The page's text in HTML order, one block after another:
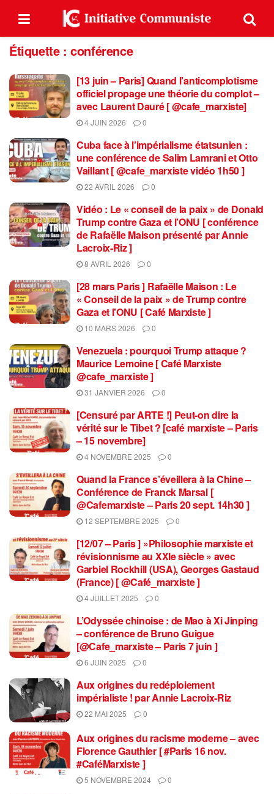
Étiquette :conférence
[13 juin – Paris] Quand l’anticomplotisme
officiel propage une théorie du complot –
avec Laurent Dauré [ @cafe_marxiste]
4 JUIN 2026 0
Cuba face à l’impérialisme étatsunien :
une conférence de Salim Lamrani et Otto
Vaillant [ @cafe_marxiste vidéo 1h50 ]
22 AVRIL 2026 0
Vidéo : Le « conseil de la paix » de Donald
Trump contre Gaza et l’ONU [ conférence
de Rafaëlle Maison présenté par Annie
Lacroix-Riz ]
8 AVRIL 2026 0
[28 mars Paris ] Rafaëlle Maison : Le
« Conseil de la paix » de Trump contre
Gaza et l’ONU [ Café Marxiste ]
10 MARS 2026 0
Venezuela : pourquoi Trump attaque ?
Maurice Lemoine [ Café Marxiste
@cafe_marxiste ]
31 JANVIER 2026 0
[Censuré par ARTE !] Peut-on dire la
vérité sur le Tibet ? [café marxiste – Paris
– 15 novembre]
4 NOVEMBRE 2025 0
Quand la France s’éveillera à la Chine –
Conférence de Franck Marsal [
@Cafemarxiste – Paris 20 sept. 14h30 ]
12 SEPTEMBRE 2025 0
[12/07 – Paris ] »Philosophie marxiste et
révisionnisme au XXIe siècle » avec
Garbiel Rockhill (USA), Georges Gastaud
(France) [ @Café_marxiste ]
4 JUILLET 2025 0
L’Odyssée chinoise : de Mao à Xi Jinping
– conférence de Bruno Guigue
[@Cafe_marxiste – Paris 7 juin ]
6 JUIN 2025 0
Aux origines du redéploiement
impérialiste ! par Annie Lacroix-Riz
22 MAI 2025 0
Aux origines du racisme moderne – avec
Florence Gauthier [ #Paris 16 nov.
#CaféMarxiste ]
5 NOVEMBRE 2024 0